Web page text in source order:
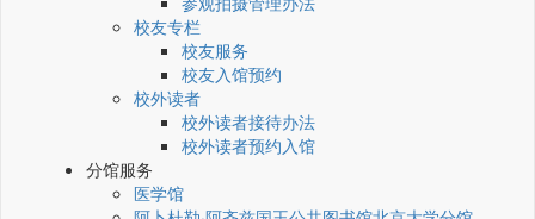
校友专栏
校友服务
校友入馆预约
校外读者
校外读者接待办法
校外读者预约入馆
分馆服务
医学馆